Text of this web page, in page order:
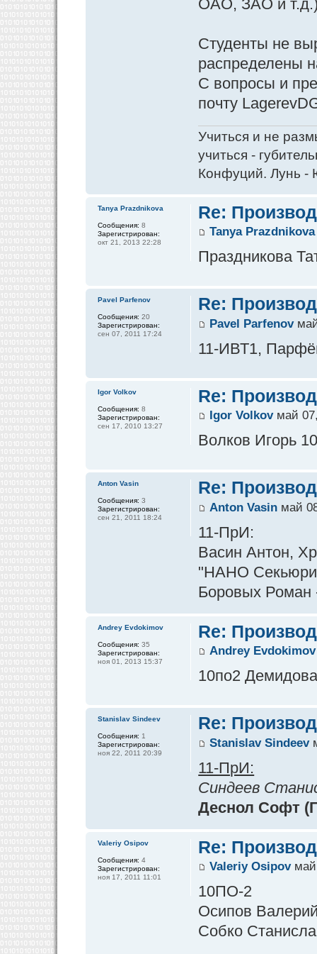
ОАО, ЗАО и
Студенты не
распределены
С вопросы и
почту
Учиться и не
учиться -
Конфуций. Лунь -
Re:
Tanya Prazdnikova
Праздникова
Tanya Prazdnikova
Сообщения: 8
Зарегистрирован:
окт 21, 2013 22:28
Re:
Pavel Parfenovмай
11-ИВТ1,
Pavel Parfenov
Сообщения: 20
Зарегистрирован:
сен 07, 2011 17:24
Re:
Igor Volkovмай
Волков Игорь
Igor Volkov
Сообщения: 8
Зарегистрирован:
сен 17, 2010 13:27
Re:
Anton Vasin май
11-ПрИ:
Васин Антон,
"НАНО
Боровых Роман
Anton Vasin
Сообщения: 3
Зарегистрирован:
сен 21, 2011 18:24
Re:
Andrey Evdokimov
10по2
Andrey Evdokimov
Сообщения: 35
Зарегистрирован:
ноя 01, 2013 15:37
Re:
Stanislav Sindeev
11-ПрИ:
Синдеев
Деснол Софт
Stanislav Sindeev
Сообщения: 1
Зарегистрирован:
ноя 22, 2011 20:39
Re:
Valeriy Osipovмай
10ПО-2
Осипов
Собко
Valeriy Osipov
Сообщения: 4
Зарегистрирован:
ноя 17, 2011 11:01